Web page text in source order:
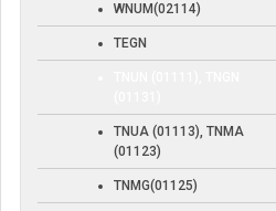
WNUM(02114)
TEGN
TNUA (01113), TNMA
(01123)
TNMG(01125)